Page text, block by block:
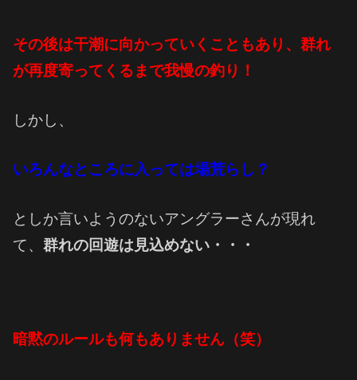
その後は干潮に向かっていくこともあり、群れ
が再度寄ってくるまで我慢の釣り！
しかし、
いろんなところに入っては場荒らし？
としか言いようのないアングラーさんが現れ
て、 群れの回遊は見込めない・・・
暗黙のルールも何もありません（笑）